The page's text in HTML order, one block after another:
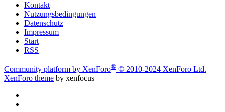
Kontakt
Nutzungsbedingungen
Datenschutz
Impressum
Start
RSS
Community platform by XenForo® © 2010-2024 XenForo Ltd.
XenForo theme by xenfocus